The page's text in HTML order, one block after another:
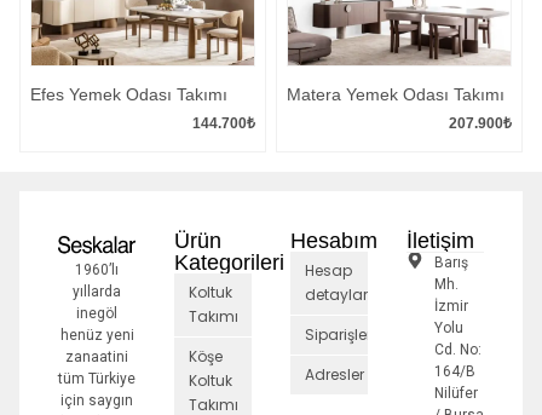
Efes Yemek Odası Takımı
144.700₺
Matera Yemek Odası Takımı
207.900₺
1960’lı
yıllarda
inegöl
henüz yeni
zanaatini
tüm Türkiye
için saygın
Ürün
Kategorileri
Koltuk
Takımı
Köşe
Koltuk
Takımı
Hesabım
Hesap
detayları
Siparişler
Adresler
İletişim
Barış
Mh.
İzmir
Yolu
Cd. No:
164/B
Nilüfer